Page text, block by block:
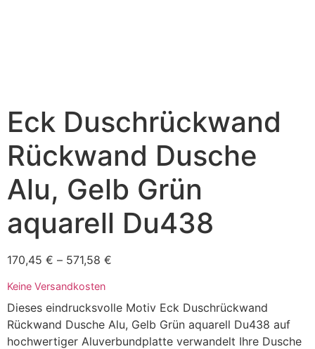
Eck Duschrückwand
Rückwand Dusche
Alu, Gelb Grün
aquarell Du438
170,45 € – 571,58 €
Keine Versandkosten
Dieses eindrucksvolle Motiv Eck Duschrückwand
Rückwand Dusche Alu, Gelb Grün aquarell Du438 auf
hochwertiger Aluverbundplatte verwandelt Ihre Dusche